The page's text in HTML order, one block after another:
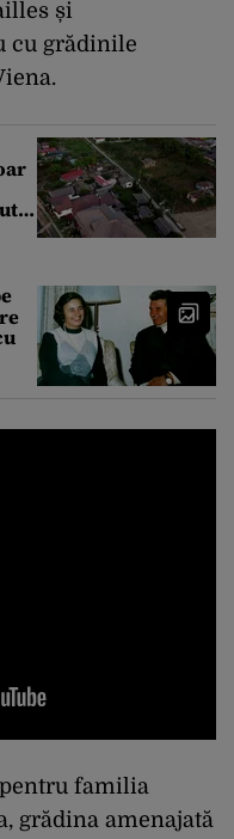
și
cu grădinile
familia
grădina amenajată